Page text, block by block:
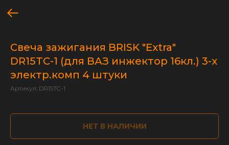
Свеча зажигания BRISK "Extra"
DR15TC-1 (для ВАЗ инжектор 16кл.) 3-х
электр.комп 4 штуки
Артикул: DR15TC-1
НЕТ В НАЛИЧИИ